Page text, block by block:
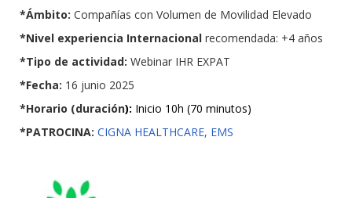
*Ámbito: Compañías con Volumen de Movilidad Elevado
*Nivel experiencia Internacional recomendada: +4 años
*Tipo de actividad: Webinar IHR EXPAT
*Fecha: 16 junio 2025
*Horario (duración): Inicio 10h (70 minutos)
*PATROCINA: CIGNA HEALTHCARE, EMS